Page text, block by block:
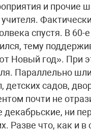
и прочие
спустя. В 60-
тему
Новый год». При
Параллельно
садов,
почти не
ни
Разве что, как и